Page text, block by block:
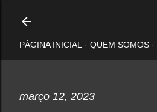
PÁGINA INICIAL QUEM SOMOS
março 12, 2023